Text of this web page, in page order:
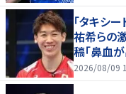
「タキシ
祐希らの
稿「鼻血
好いい」
2026/08/09